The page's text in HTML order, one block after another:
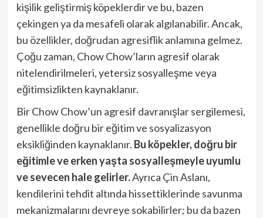
kişilik geliştirmiş köpeklerdir ve bu, bazen
çekingen ya da mesafeli olarak algılanabilir. Ancak,
bu özellikler, doğrudan agresiflik anlamına gelmez.
Çoğu zaman, Chow Chow’ların agresif olarak
nitelendirilmeleri, yetersiz sosyalleşme veya
eğitimsizlikten kaynaklanır.
Bir Chow Chow’un agresif davranışlar sergilemesi,
genellikle doğru bir eğitim ve sosyalizasyon
eksikliğinden kaynaklanır. Bu köpekler, doğru bir
eğitimle ve erken yaşta sosyalleşmeyle uyumlu
ve sevecen hale gelirler.Ayrıca Çin Aslanı,
kendilerini tehdit altında hissettiklerinde savunma
mekanizmalarını devreye sokabilirler; bu da bazen